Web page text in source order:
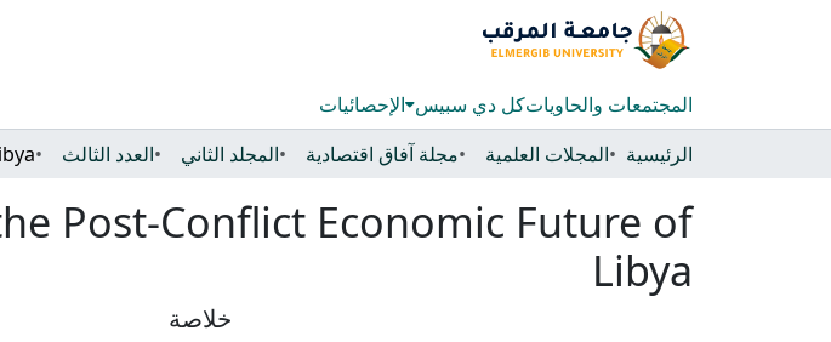
المجتمعات والحاوياتكل دي سبيس الإحصائيات
الرئيسية
المجلات العلمية مجلة آفاق اقتصادية المجلد الثاني العدد الثالث
Post-Conflict Economic Future of
Libya
خلاصة